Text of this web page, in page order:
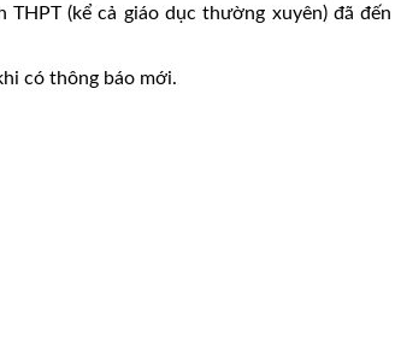
(kể cả giáo dục thường xuyên) đã đến
có thông báo mới.